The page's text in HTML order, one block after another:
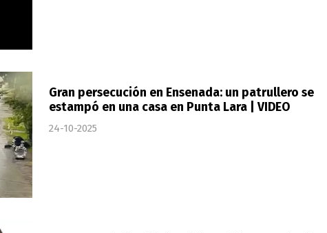
Gran persecución en Ensenada: un patrullero se
estampó en una casa en Punta Lara | VIDEO
24-10-2025